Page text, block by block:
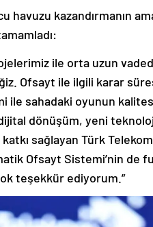
havuzu kazandırmanın
ile orta uzun
Ofsayt ile ilgili karar
ile sahadaki oyunun
dönüşüm, yeni
sağlayan Türk
Ofsayt Sistemi’nin de
teşekkür ediyorum.”